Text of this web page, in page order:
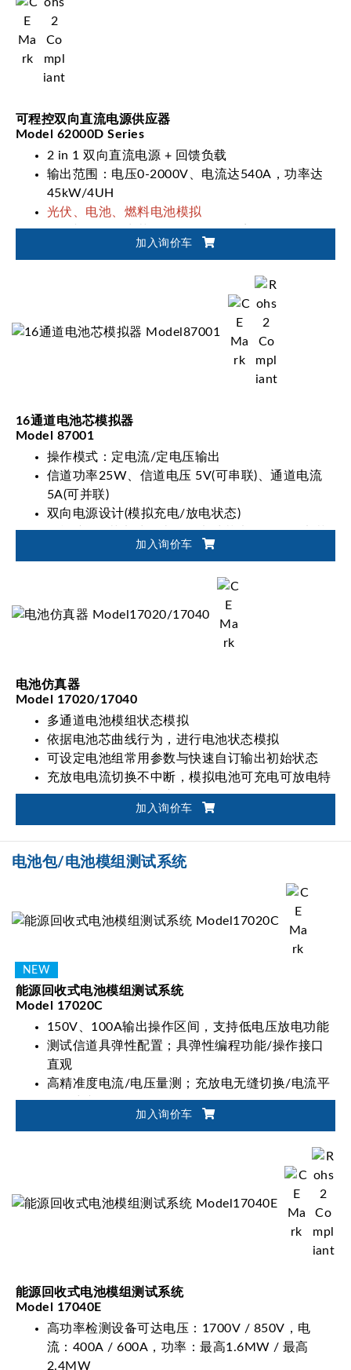
可程控双向直流电源供应器
Model 62000D Series
2 in 1 双向直流电源 + 回馈负载
输出范围：电压0-2000V、电流达540A，功率达
45kW/4UH
光伏、电池、燃料电池模拟
一键切换双输出范围(62000D-HL系列)
加入询价车
16通道电池芯模拟器
Model 87001
操作模式：定电流/定电压输出
信道功率25W、信道电压 5V(可串联)、通道电流
5A(可并联)
双向电源设计(模拟充电/放电状态)
可模拟480节电池组串联的电池芯电源(240个电芯
串联以及2个电芯并联)
加入询价车
电池仿真器
Model 17020/17040
多通道电池模组状态模拟
依据电池芯曲线行为，进行电池状态模拟
可设定电池组常用参数与快速自订输出初始状态
充放电电流切换不中断，模拟电池可充电可放电特
性，用于双向零部件应用
加入询价车
电池包/电池模组测试系统
能源回收式电池模组测试系统
Model 17020C
150V、100A输出操作区间，支持低电压放电功能
测试信道具弹性配置；具弹性编程功能/操作接口
直观
高精准度电流/电压量测；充放电无缝切换/电流平
稳不中断
适用电池模块/电池包设计验证、生产测试与产品
加入询价车
能源回收式电池模组测试系统
Model 17040E
高功率检测设备可达电压：1700V / 850V，电
流：400A / 600A，功率：最高1.6MW / 最高
2.4MW